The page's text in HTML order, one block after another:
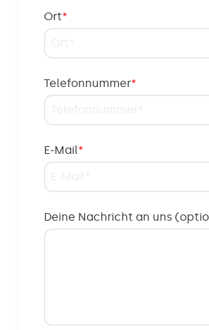
Ort*
Telefonnummer*
E-Mail*
Deine Nachricht an uns